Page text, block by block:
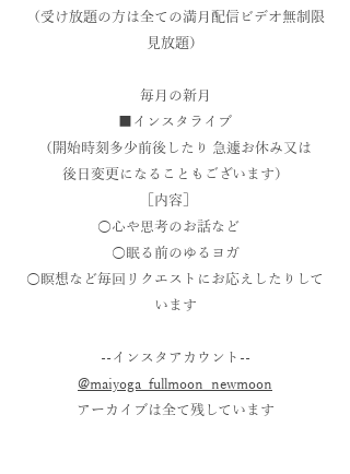
（受け放題の方は全ての満月配信ビデオ無制限
見放題）
毎月の新月
■インスタライブ
（開始時刻多少前後したり 急遽お休み又は
後日変更になることもございます）
［内容］
○心や思考のお話など
○眠る前のゆるヨガ
○瞑想など毎回リクエストにお応えしたりして
います
--インスタアカウント--
@maiyoga_fullmoon_newmoon
アーカイブは全て残しています